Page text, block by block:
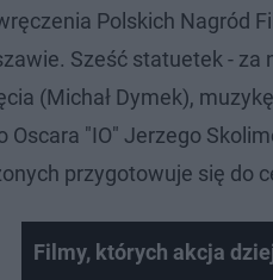
Polskich Nagród
Sześć statuetek -
(Michał Dymek),
Oscara "IO" Jerzego
przygotowuje się do
Filmy, których akcja